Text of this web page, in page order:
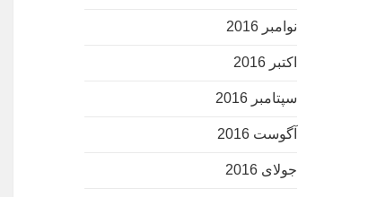
نوامبر 2016
اکتبر 2016
سپتامبر 2016
آگوست 2016
جولای 2016